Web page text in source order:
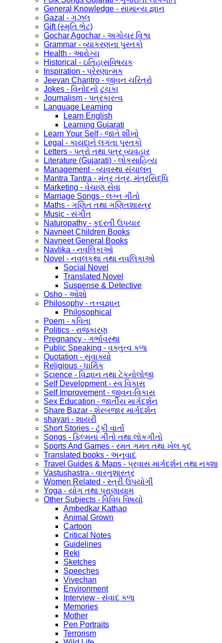
General Knowledge - સામાન્ય જ્ઞાન
Gazal - ગઝલ
Gift (સ્મૃતિ ભેટ)
Gochar Agochar - અગોચર વિશ્વ
Grammar - વ્યાકરણના પુસ્તકો
Health - આરોગ્ય
Historical - ઇતિહાસવિષયક
Inspiration - પ્રેરણાત્મક
Jeevan Charitro - જીવન ચરિત્રો
Jokes - વિનોદનો ટુચકા
Journalism - પત્રકારત્વ
Language Learning
Learn English
Learning Gujarati
Learn Your Self - જાતે શીખો
Legal - કાયદાને લગતા પુસ્તકો
Letters - પત્રો તથા પત્ર વ્યવહાર
Literature (Gujarati) - લોકસાહિત્ય
Management - વ્યવસ્થા સંચાલન
Mantra Tantra - મંત્ર તંત્ર, મંત્રસિદ્ધિ
Marketing - વેચાણ સેવા
Marriage Songs - લગ્ન ગીતો
Maths - ગણિત તથા ગણિતશાસ્ત્ર
Music - સંગીત
Naturopathy - કુદરતી ઉપચાર
Navneet Children Books
Navneet General Books
Navlika - નવલિકાઓ
Novel - નવલકથા તથા નવલિકાઓ
Social Novel
Translated Novel
Suspense & Detective
Osho - ઓશો
Philosophy - તત્ત્વજ્ઞાન
Philosophical
Poem - કવિતા
Politics - રાજકારણ
Pregnancy - ગર્ભાવસ્થા
Public Speaking - વક્તુત્વ કળા
Quotation - સુવાક્યો
Religious - ધાર્મિક
Science - વિજ્ઞાન તથા ટેકનોલોજી
Self Development - સ્વ વિકાસ
Self Improvement - જીવન-વિકાસ
Sex Education - જાતીય માર્ગદર્શન
Share Bazar - શેરબજાર માર્ગદર્શન
shayari - શાયરી
Short Stories - ટૂંકી વાર્તા
Songs - ફિલ્મના ગીતો તથા લોકગીતો
Sports And Games - રમત ગમત તથા ખેલ કૂદ
Translated books - અનુવાદ
Travel Guides & Maps - પ્રવાસ માર્ગદર્શન તથા નક્શા
Vastushastra - વાસ્તુશાસ્ત્ર
Women Related - સ્ત્રી ઉપયોગી
Yoga - યોગ તથા પ્રાણાયામ
Other Subjects - વિવિધ વિષયો
Ambedkar Kathao
Animal Grown
Cartoon
Critical Notes
Guidelines
Reki
Sketches
Speeches
Vivechan
Environment
Interview - સંવાદ કળા
Memories
Mother
Pen Portraits
Terrorism